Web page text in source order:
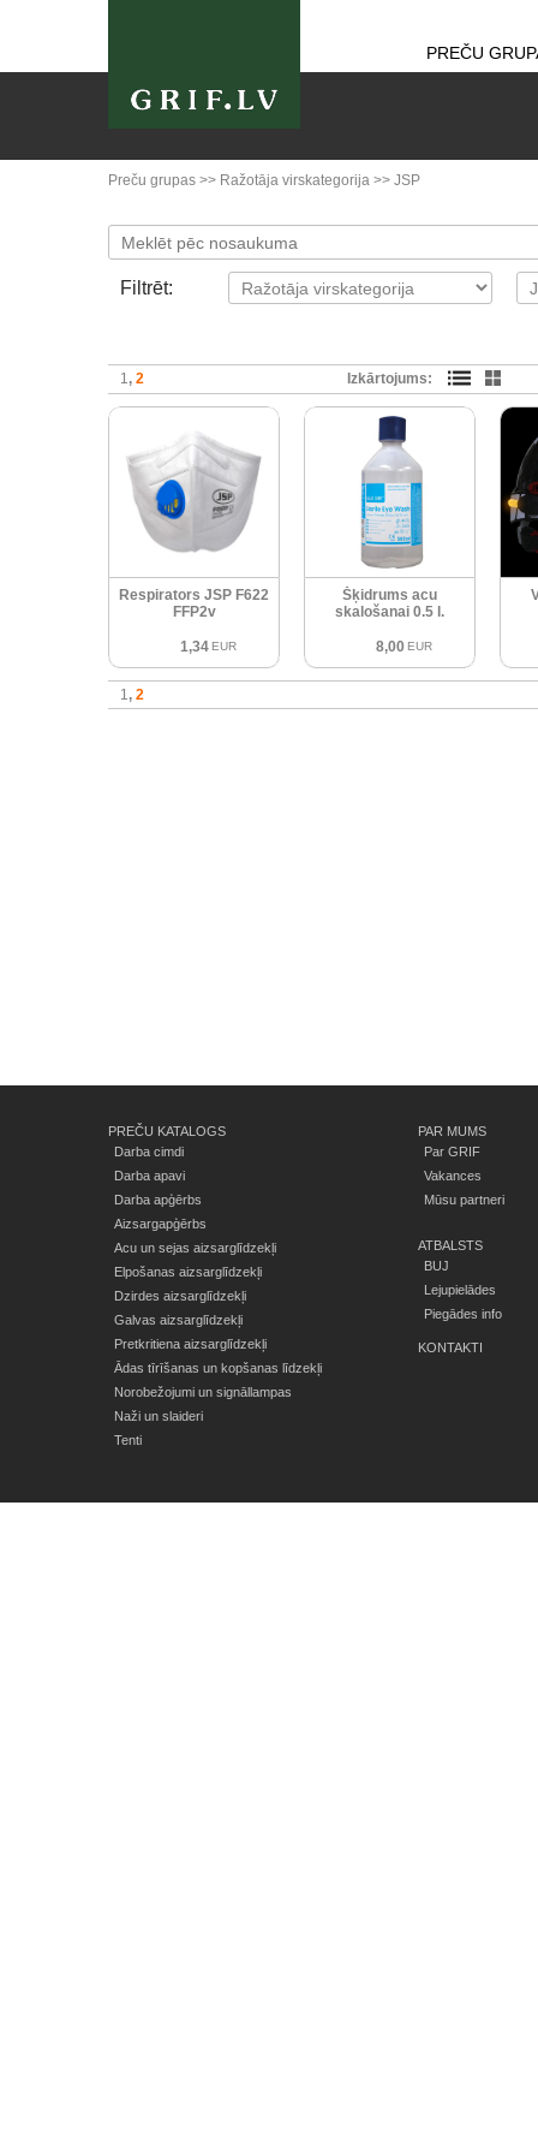
PREČU
Preču grupas >> Ražotāja virskategorija >> JSP
Filtrēt:
1 2 Izkārtojums:
Respirators JSP F622
FFP2v
1,34 EUR
Šķidrums acu
skalošanai 0.5 l.
8,00 EUR
1 2
PREČU KATALOGS
Darba cimdi
Darba apavi
Darba apģērbs
Aizsargapģērbs
Acu un sejas aizsarglīdzekļi
Elpošanas aizsarglīdzekļi
Dzirdes aizsarglīdzekļi
Galvas aizsarglīdzekļi
Pretkritiena aizsarglīdzekļi
Ādas tīrīšanas un kopšanas līdzekļi
Norobežojumi un signāllampas
Naži un slaideri
Tenti
PAR MUMS
Par GRIF
Vakances
Mūsu partneri
ATBALSTS
BUJ
Lejupielādes
Piegādes info
KONTAKTI